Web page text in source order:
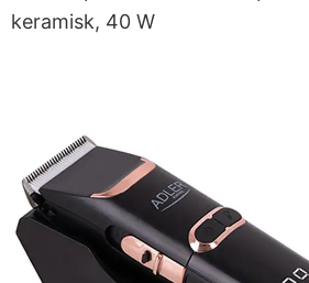
keramisk, 40 W